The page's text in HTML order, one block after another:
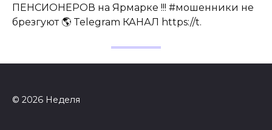
ПЕНСИОНЕРОВ на Ярмарке !!! #мошенники не
брезгуют 🌎 Telegram КАНАЛ https://t.
© 2026 Неделя